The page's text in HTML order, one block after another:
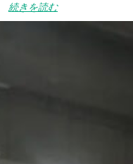
続きを読む